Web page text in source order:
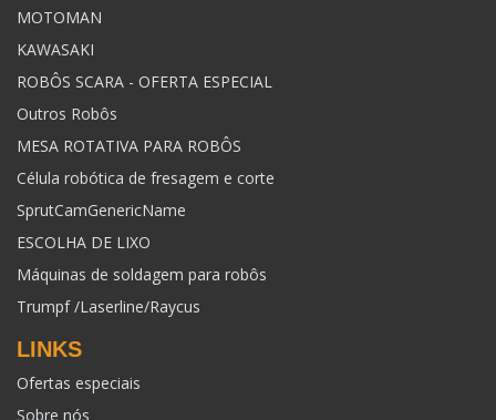
MOTOMAN
KAWASAKI
ROBÔS SCARA - OFERTA ESPECIAL
Outros Robôs
MESA ROTATIVA PARA ROBÔS
Célula robótica de fresagem e corte
SprutCamGenericName
ESCOLHA DE LIXO
Máquinas de soldagem para robôs
Trumpf /Laserline/Raycus
LINKS
Ofertas especiais
Sobre nós